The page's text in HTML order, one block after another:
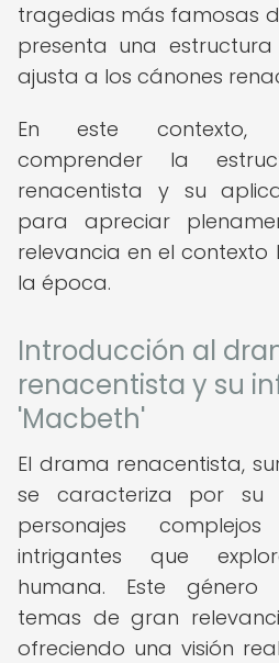
tragedias más famosas
presenta una
ajusta a los cánones
En este contexto,
comprender la
renacentista y su
para apreciar
relevancia en el
la época.
Introducción al
renacentista y su
'Macbeth'
El drama renacentista,
se caracteriza por su
personajes
intrigantes que
humana. Este
temas de gran
ofreciendo una visión